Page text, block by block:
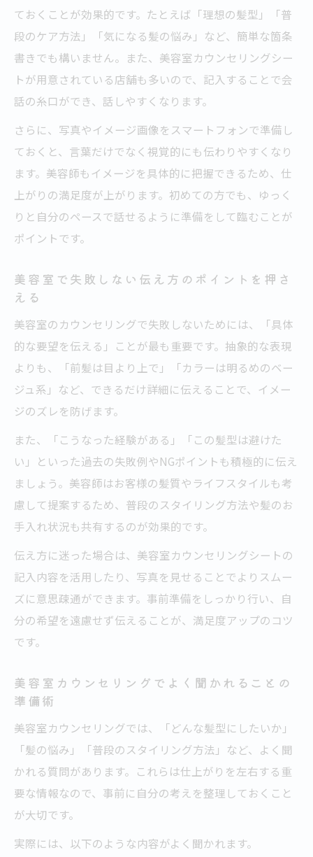
ておくことが効果的です。たとえば「理想の髪型」「普
段のケア方法」「気になる髪の悩み」など、簡単な箇条
書きでも構いません。また、美容室カウンセリングシー
トが用意されている店舗も多いので、記入することで会
話の糸口ができ、話しやすくなります。
さらに、写真やイメージ画像をスマートフォンで準備し
ておくと、言葉だけでなく視覚的にも伝わりやすくなり
ます。美容師もイメージを具体的に把握できるため、仕
上がりの満足度が上がります。初めての方でも、ゆっく
りと自分のペースで話せるように準備をして臨むことが
ポイントです。
美容室で失敗しない伝え方のポイントを押さ
える
美容室のカウンセリングで失敗しないためには、「具体
的な要望を伝える」ことが最も重要です。抽象的な表現
よりも、「前髪は目より上で」「カラーは明るめのベー
ジュ系」など、できるだけ詳細に伝えることで、イメー
ジのズレを防げます。
また、「こうなった経験がある」「この髪型は避けた
い」といった過去の失敗例やNGポイントも積極的に伝え
ましょう。美容師はお客様の髪質やライフスタイルも考
慮して提案するため、普段のスタイリング方法や髪のお
手入れ状況も共有するのが効果的です。
伝え方に迷った場合は、美容室カウンセリングシートの
記入内容を活用したり、写真を見せることでよりスムー
ズに意思疎通ができます。事前準備をしっかり行い、自
分の希望を遠慮せず伝えることが、満足度アップのコツ
です。
美容室カウンセリングでよく聞かれることの
準備術
美容室カウンセリングでは、「どんな髪型にしたいか」
「髪の悩み」「普段のスタイリング方法」など、よく聞
かれる質問があります。これらは仕上がりを左右する重
要な情報なので、事前に自分の考えを整理しておくこと
が大切です。
実際には、以下のような内容がよく聞かれます。